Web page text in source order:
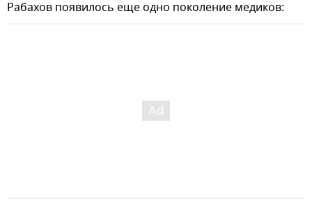
Рабахов появилось еще одно поколение медиков: